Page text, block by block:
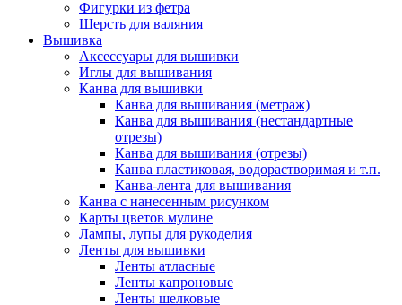
Фигурки из фетра
Шерсть для валяния
Вышивка
Аксессуары для вышивки
Иглы для вышивания
Канва для вышивки
Канва для вышивания (метраж)
Канва для вышивания (нестандартные
отрезы)
Канва для вышивания (отрезы)
Канва пластиковая, водорастворимая и т.п.
Канва-лента для вышивания
Канва с нанесенным рисунком
Карты цветов мулине
Лампы, лупы для рукоделия
Ленты для вышивки
Ленты атласные
Ленты капроновые
Ленты шелковые